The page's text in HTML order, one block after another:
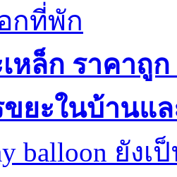
กที่พัก
หล็ก ราคาถู
ยะในบ้านแ
balloon ยัง